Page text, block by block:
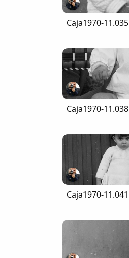
Caja1970-11.035
Caja1970-11.038
Caja1970-11.041